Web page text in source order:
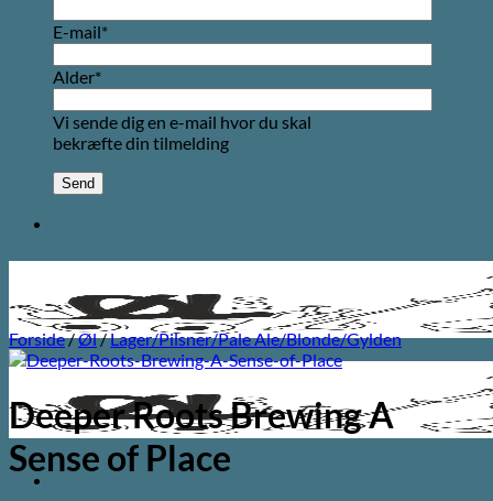
E-mail*
Alder*
Vi sende dig en e-mail hvor du skal
bekræfte din tilmelding
Forside/Øl/Lager/Pilsner/Pale Ale/Blonde/Gylden
Deeper Roots Brewing A
Sense of Place